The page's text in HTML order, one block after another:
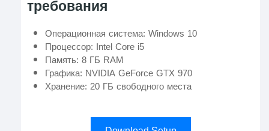
требования
Операционная система: Windows 10
Процессор: Intel Core i5
Память: 8 ГБ RAM
Графика: NVIDIA GeForce GTX 970
Хранение: 20 ГБ свободного места